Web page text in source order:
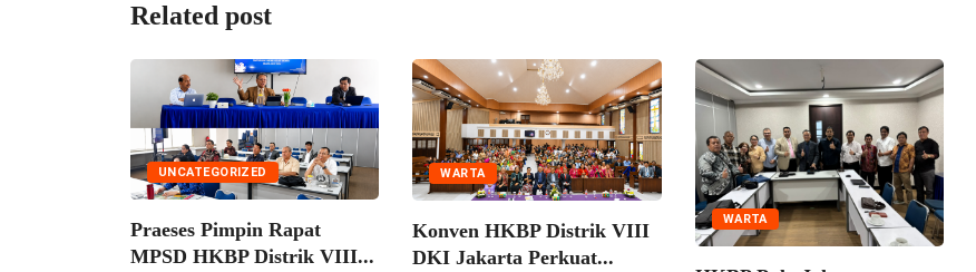
Related post
UNCATEGORIZED
Praeses Pimpin Rapat
MPSD HKBP Distrik VIII...
WARTA
Konven HKBP Distrik VIII
DKI Jakarta Perkuat...
WARTA